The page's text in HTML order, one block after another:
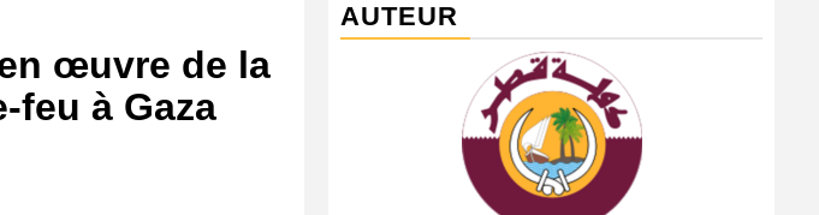
œuvre de la
feu à Gaza
AUTEUR